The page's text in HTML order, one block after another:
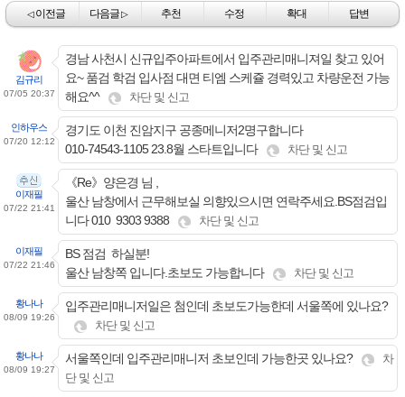
◁이전글 다음글▷ 추천 수정 확대 답변
김규리
07/05 20:37
경남 사천시 신규입주아파트에서 입주관리매니져일 찾고 있어
요~ 품검 학검 입사점 대면 티엠 스케쥴 경력있고 차량운전 가능
해요^^
차단 및 신고
인하우스
07/20 12:12
경기도 이천 진암지구 공종메니저2명구합니다
010-74543-1105 23.8월 스타트입니다
차단 및 신고
이재필
07/22 21:41
《Re》양은경 님 ,
울산 남창에서 근무해보실 의향있으시면 연락주세요.BS점검입
니다 010 9303 9388
차단 및 신고
이재필
07/22 21:46
BS 점검 하실분!
울산 남창쪽 입니다.초보도 가능합니다
차단 및 신고
황나나
08/09 19:26
입주관리매니저일은 첨인데 초보도가능한데 서울쪽에 있나요?
차단 및 신고
황나나
08/09 19:27
서울쪽인데 입주관리매니저 초보인데 가능한곳 있나요?
차
단 및 신고